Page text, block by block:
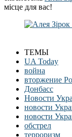
місце для вас!
ТЕМЫ
UA Today
война
вторжение
Донбасс
Новости
новости
новости
обстрел
терроризм